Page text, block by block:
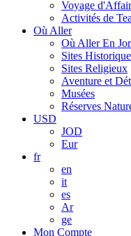
Voyage
Activités de
Où Aller
Où Aller En
Sites
Sites Religieux
Aventure et
Musées
Réserves
USD
JOD
Eur
fr
en
it
es
Ar
ge
Mon Compte